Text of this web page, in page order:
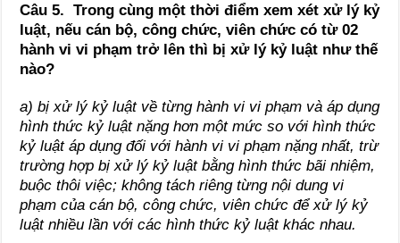
Câu 5. Trong cùng một thời điểm xem xét xử lý kỷ
luật, nếu cán bộ, công chức, viên chức có từ 02
hành vi vi phạm trở lên thì bị xử lý kỷ luật như thế
nào?
a) bị xử lý kỷ luật về từng hành vi vi phạm và áp dụng
hình thức kỷ luật nặng hơn một mức so với hình thức
kỷ luật áp dụng đối với hành vi vi phạm nặng nhất, trừ
trường hợp bị xử lý kỷ luật bằng hình thức bãi nhiệm,
buộc thôi việc; không tách riêng từng nội dung vi
phạm của cán bộ, công chức, viên chức để xử lý kỷ
luật nhiều lần với các hình thức kỷ luật khác nhau.